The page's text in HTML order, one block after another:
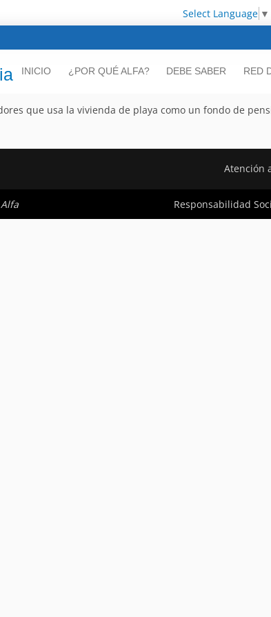
Select Language ▼
INICIO ¿POR QUÉ ALFA? DEBE SABER RED
que usa la vivienda de playa como un fondo de
Atención
Responsabilidad